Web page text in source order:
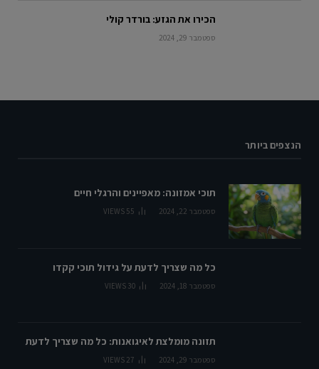
הכירו את הגזע: בורדר קולי
ספטמבר 29, 2024
הנצפים ביותר
תוכי אמזונה: מאפיינים והרגלי חיים
ספטמבר 22, 2024 55
VIEWS
כל מה שצריך לדעת על גידול תוכי קקדו
ספטמבר 18, 2024 30
VIEWS
תזונה מומלצת לאיגואנות: כל מה שצריך לדעת
ספטמבר 29, 2024 27
VIEWS